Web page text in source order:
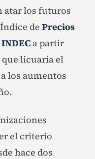
atar los futuros
de Precios
INDEC a partir
licuaría el
los aumentos
el criterio
hace dos